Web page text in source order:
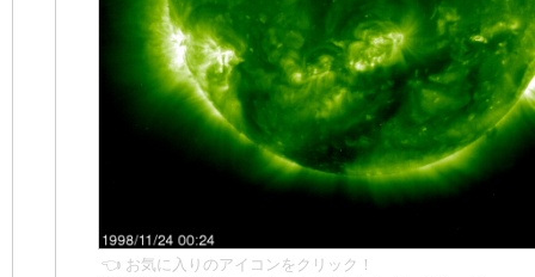
👈 お気に入りのアイコンをクリック！